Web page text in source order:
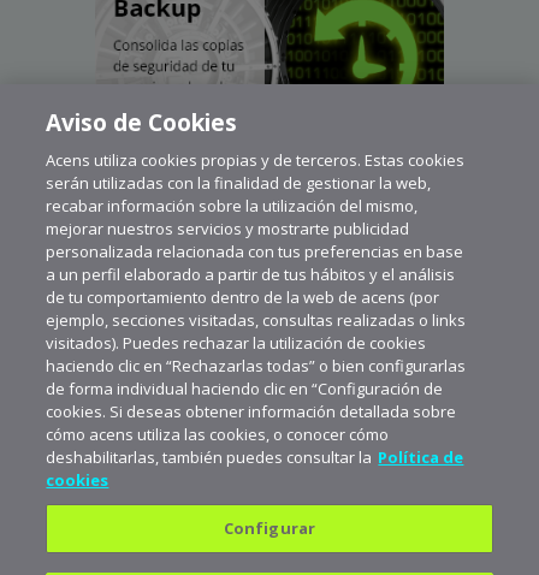
Política de privacidad
Aviso de Cookies
Acens utiliza cookies propias y de terceros. Estas cookies
serán utilizadas con la finalidad de gestionar la web,
recabar información sobre la utilización del mismo,
mejorar nuestros servicios y mostrarte publicidad
personalizada relacionada con tus preferencias en base
a un perfil elaborado a partir de tus hábitos y el análisis
de tu comportamiento dentro de la web de acens (por
ejemplo, secciones visitadas, consultas realizadas o links
visitados). Puedes rechazar la utilización de cookies
haciendo clic en “Rechazarlas todas” o bien configurarlas
de forma individual haciendo clic en “Configuración de
cookies. Si deseas obtener información detallada sobre
cómo acens utiliza las cookies, o conocer cómo
deshabilitarlas, también puedes consultar la Política de
cookies
Configurar